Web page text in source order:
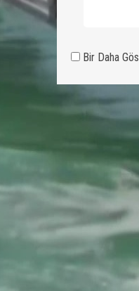
Bir Daha